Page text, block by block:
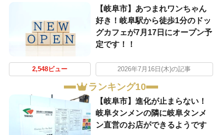
【岐阜市】あつまれワンちゃん
好き！岐阜駅から徒歩1分のドッ
グカフェが7月17日にオープン予
定です！！
2,548ビュー 2026年7月16日(木)の記事
ランキング10
【岐阜市】進化が止まらない！
岐阜タンメンの隣に岐阜タンメ
ン直営のお店ができるようです